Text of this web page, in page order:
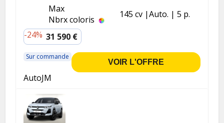
Max
Nbrx coloris
145 cv Auto.
5 p.
-24% 31 590 €
Sur commande
VOIR L'OFFRE
AutoJM